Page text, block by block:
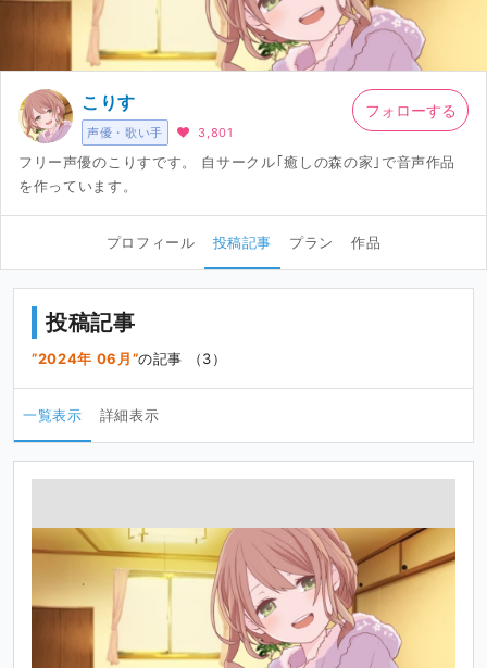
声優・歌い手
こりす
3,801
フリー声優のこりすです。 自サークル｢癒しの森の家｣で音声作品
を作っています。
フォローする
プロフィール 投稿記事 プラン 作品
投稿記事
2024年 06月 の記事 （3）
一覧表示 詳細表示